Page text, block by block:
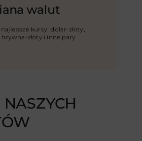
walut
kursy: dolar-złoty,
hrywna-złoty i inne pary